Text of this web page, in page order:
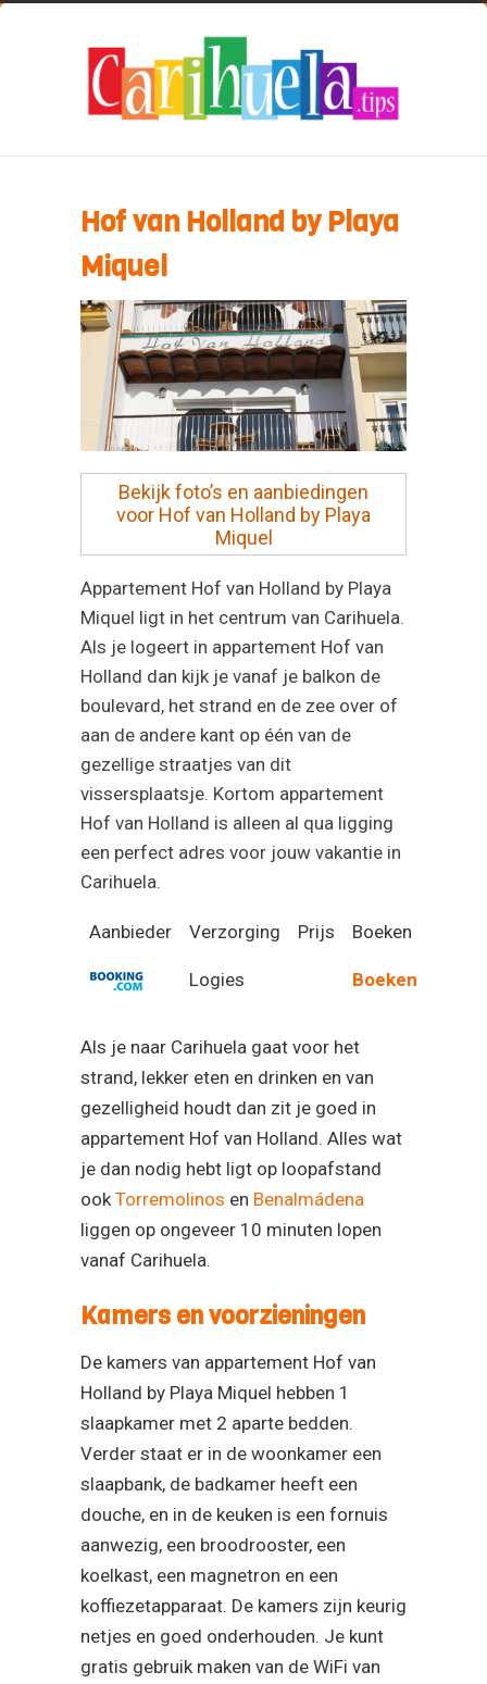
Hof van Holland by Playa
Miquel
Bekijk foto’s en aanbiedingen
voor Hof van Holland by Playa
Miquel
Appartement Hof van Holland by Playa
Miquel ligt in het centrum van Carihuela.
Als je logeert in appartement Hof van
Holland dan kijk je vanaf je balkon de
boulevard, het strand en de zee over of
aan de andere kant op één van de
gezellige straatjes van dit
vissersplaatsje. Kortom appartement
Hof van Holland is alleen al qua ligging
een perfect adres voor jouw vakantie in
Carihuela.
Aanbieder Verzorging Prijs Boeken
Logies Boeken
Als je naar Carihuela gaat voor het
strand, lekker eten en drinken en van
gezelligheid houdt dan zit je goed in
appartement Hof van Holland. Alles wat
je dan nodig hebt ligt op loopafstand
ookTorremolinos en Benalmádena
liggen op ongeveer 10 minuten lopen
vanaf Carihuela.
Kamers en voorzieningen
De kamers van appartement Hof van
Holland by Playa Miquel hebben 1
slaapkamer met 2 aparte bedden.
Verder staat er in de woonkamer een
slaapbank, de badkamer heeft een
douche, en in de keuken is een fornuis
aanwezig, een broodrooster, een
koelkast, een magnetron en een
koffiezetapparaat. De kamers zijn keurig
netjes en goed onderhouden. Je kunt
gratis gebruik maken van de WiFi van